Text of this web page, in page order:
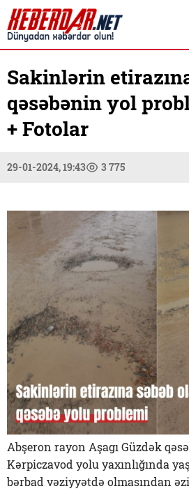
Sakinlərin
qəsəbənin yol
+ Fotolar
29-01-2024, 19:43 3 775
Abşeron rayon Aşagı Güzdək
Kərpiczavod yolu yaxınlığında
bərbad vəziyyətdə olmasından